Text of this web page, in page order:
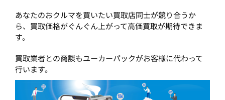
あなたのおクルマを買いたい買取店同士が競り合うか
ら、買取価格がぐんぐん上がって高価買取が期待できま
す。
買取業者との商談もユーカーパックがお客様に代わって
行います。